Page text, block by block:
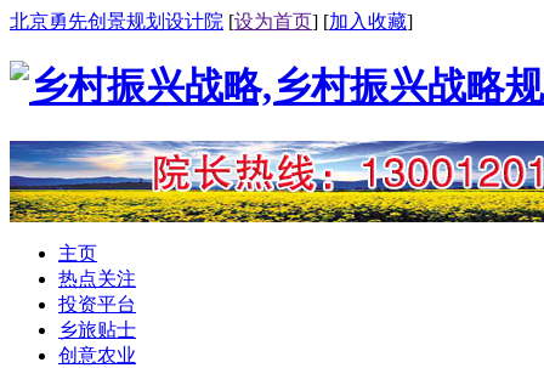
北京勇先创景规划设计院 [设为首页] [加入收藏]
主页
热点关注
投资平台
乡旅贴士
创意农业